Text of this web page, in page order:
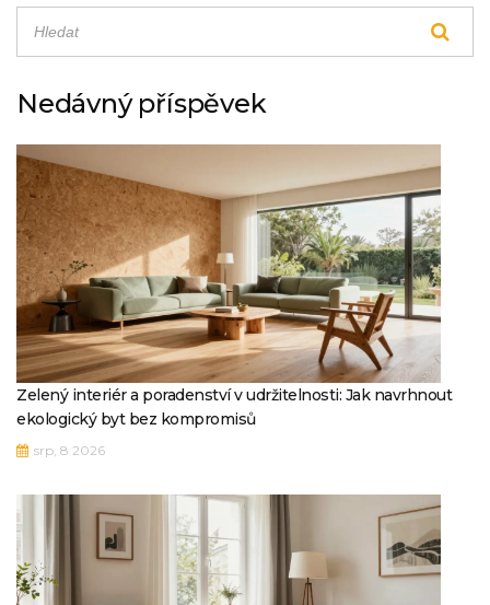
Nedávný příspěvek
Zelený interiér a poradenství v udržitelnosti: Jak navrhnout
ekologický byt bez kompromisů
srp, 8 2026